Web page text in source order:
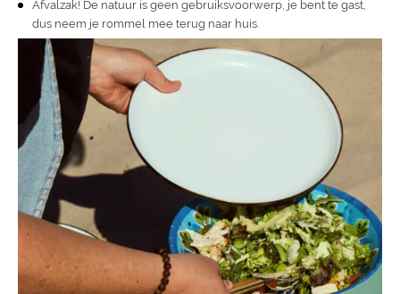
Afvalzak! De natuur is geen gebruiksvoorwerp, je bent te gast,
dus neem je rommel mee terug naar huis.